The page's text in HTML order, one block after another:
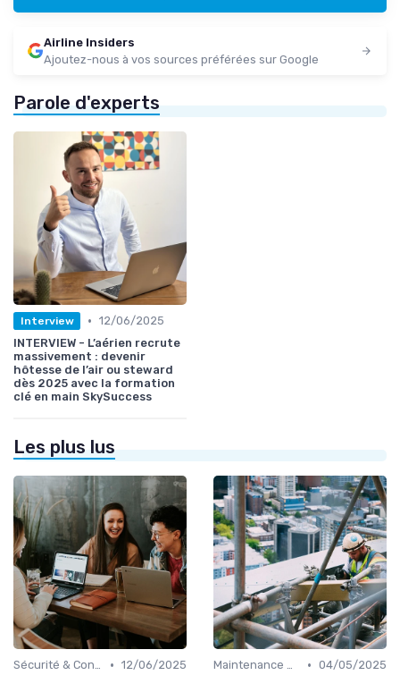
Airline Insiders
Ajoutez-nous à vos sources préférées sur Google
Parole d'experts
Interview • 12/06/2025
INTERVIEW - L’aérien recrute
massivement : devenir
hôtesse de l’air ou steward
dès 2025 avec la formation
clé en main SkySuccess
Les plus lus
Sécurité & Conformité • 12/06/2025
Maintenance & Entretien • 04/05/2025